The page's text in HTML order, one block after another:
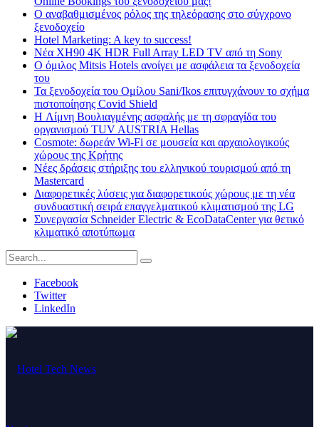
Ο αναβαθμισμένος ρόλος της τηλεόρασης στο σύγχρονο
ξενοδοχείο
Hotel Marketing: A key to success!
Νέα XH90 4K HDR Full Array LED TV από τη Sony
Ο όμιλος Mitsis Hotels ανοίγει με ασφάλεια τα ξενοδοχεία
του
Τα ξενοδοχεία του Ομίλου Sani/Ikos επιτυγχάνουν το σχήμα
πιστοποίησης Covid Shield
H Λίμνη Βουλιαγμένης ασφαλής με τη σφραγίδα του
οργανισμού TUV AUSTRIA Hellas
Cosmote: δωρεάν Wi-Fi σε μουσεία και αρχαιολογικούς
χώρους της Κρήτης
Νέες δράσεις στήριξης του ελληνικού τουρισμού από τη
Mastercard
Διαφορετικές λύσεις για διαφορετικούς χώρους με τη νέα
συνδυαστική σειρά επαγγελματικού κλιματισμού της LG
Συνεργασία Schneider Electric & EcoDataCenter για θετικό
κλιματικό αποτύπωμα
Facebook
Twitter
LinkedIn